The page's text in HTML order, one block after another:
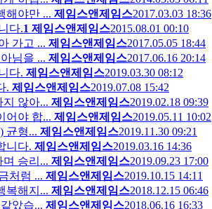
해야만 ... 제임스앤제임스2017.03.03 18:36
다.1 제임스앤제임스2015.08.01 00:10
가고 ... 제임스앤제임스2017.05.05 18:44
님을 ... 제임스앤제임스2017.06.16 20:14
다. 제임스앤제임스2019.03.30 08:12
. 제임스앤제임스2019.07.08 15:42
않아... 제임스앤제임스2019.02.18 09:39
어야 합... 제임스앤제임스2019.05.11 10:02
균형... 제임스앤제임스2019.11.30 09:21
니다. 제임스앤제임스2019.03.16 14:36
승리... 제임스앤제임스2019.09.23 17:00
처럼 ... 제임스앤제임스2019.10.15 14:11
복해지... 제임스앤제임스2018.12.15 06:46
았습... 제임스앤제임스2018.06.16 16:33